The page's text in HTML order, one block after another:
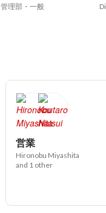
管理部・一般
営業
Hironobu Miyashita
and 1 other